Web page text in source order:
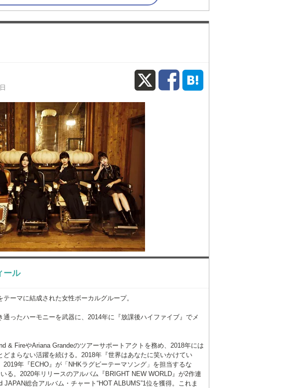
X Facebook
ール
ーマに結成された女性ボーカルグループ。
ったハーモニーを武器に、2014年に『放課後ハイファイブ』でメ
& FireやAriana Grandeのツアーサポートアクトを務め、2018年には
まらない活躍を続ける。2018年『世界はあなたに笑いかけてい
年『ECHO』が「NHKラグビーテーマソング」を担当するな
る。2020年リリースのアルバム『BRIGHT NEW WORLD』が2作連
総合アルバム・チャート“HOT ALBUMS”1位を獲得。これま